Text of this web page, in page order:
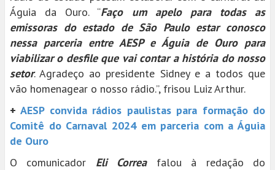
Águia da Ouro. “Faço um apelo para todas as
emissoras do estado de São Paulo estar conosco
nessa parceria entre AESP e Águia de Ouro para
viabilizar o desfile que vai contar a história do nosso
setor. Agradeço ao presidente Sidney e a todos que
vão homenagear o nosso rádio.”, frisou Luiz Arthur.
+AESP convida rádios paulistas para formação do
Comitê do Carnaval 2024 em parceria com a Águia
de Ouro
O comunicador Eli Correafalou à redação do